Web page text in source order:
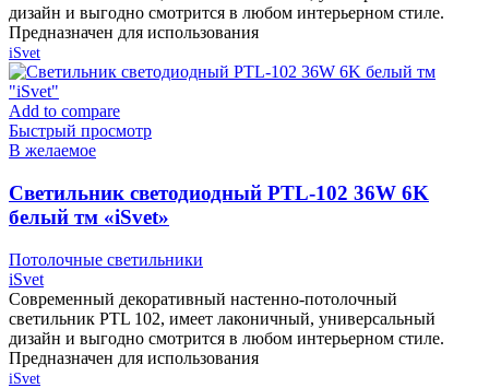
дизайн и выгодно смотрится в любом интерьерном стиле.
Предназначен для использования
iSvet
Add to compare
Быстрый просмотр
В желаемое
Cветильник светодиодный PTL-102 36W 6K
белый тм «iSvet»
Потолочные светильники
iSvet
Современный декоративный настенно-потолочный
светильник PTL 102, имеет лаконичный, универсальный
дизайн и выгодно смотрится в любом интерьерном стиле.
Предназначен для использования
iSvet